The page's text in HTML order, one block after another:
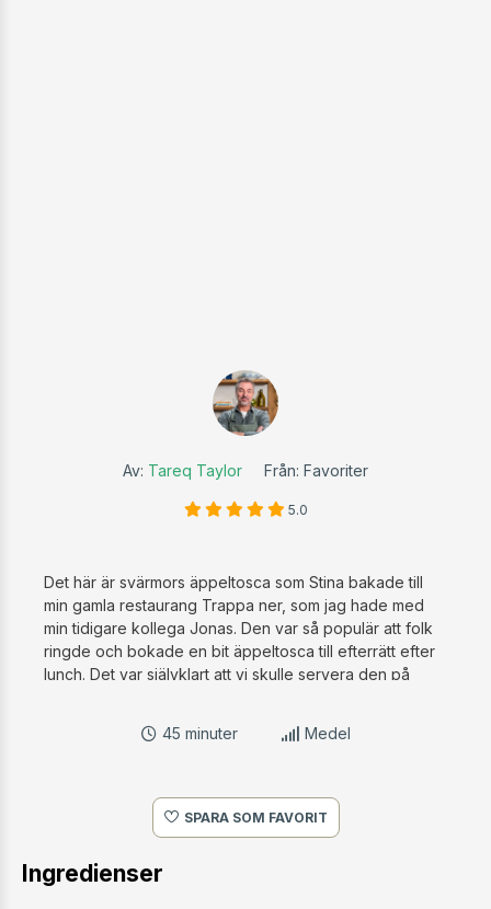
Av: Tareq Taylor Från: Favoriter
Det här är svärmors äppeltosca som Stina bakade till
min gamla restaurang Trappa ner, som jag hade med
min tidigare kollega Jonas. Den var så populär att folk
ringde och bokade en bit äppeltosca till efterrätt efter
lunch. Det var självklart att vi skulle servera den på
45 minuter
Medel
SPARA SOM FAVORIT
Ingredienser